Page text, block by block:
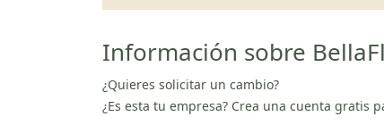
Información sobre
¿Quieres solicitar un cambio?
¿Es esta tu empresa? Crea una cuenta gratis